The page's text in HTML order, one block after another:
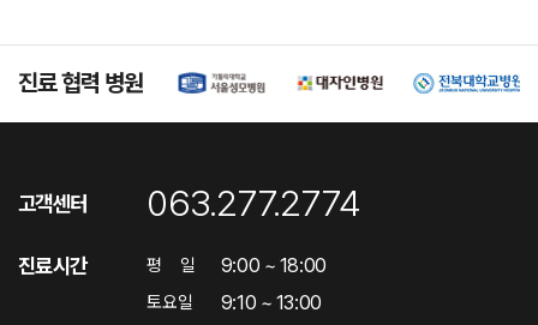
진료 협력 병원
고객센터 063.277.2774
진료시간 평 일 9:00 ~ 18:00
토요일 9:10 ~ 13:00